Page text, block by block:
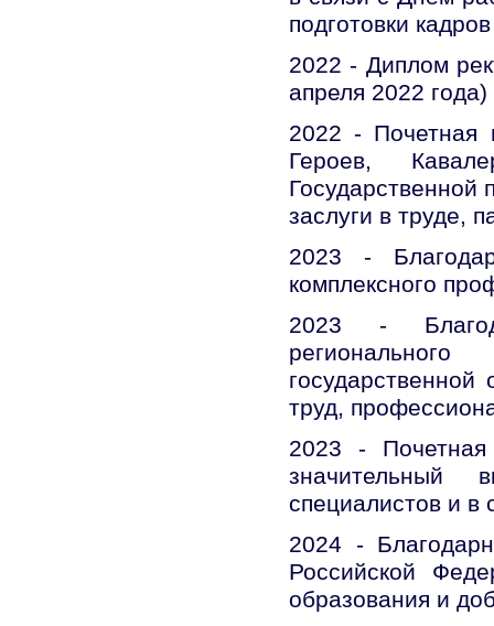
подготовки
2022 - Диплом
апреля 2022 года)
2022 - Почетная
Героев,
Государственной
заслуги в труде,
2023 -
комплексного
2023 -
труд,
2023 - Почетная
значительный
специалистов и
2024 -
Российской
образования и